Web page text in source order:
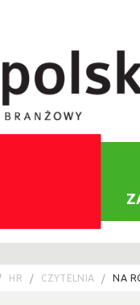
HR CZYTELNIA NA